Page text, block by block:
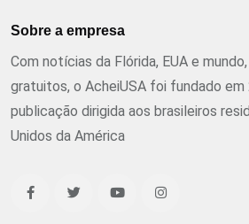
Sobre a empresa
Com notícias da Flórida, EUA e
gratuitos, o AcheiUSA foi fundado em
publicação dirigida aos brasileiros
Unidos da América